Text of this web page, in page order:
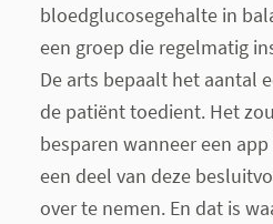
bloedglucosegehalte in
een groep die regelmatig
De arts bepaalt het aantal
de patiënt toedient. Het
besparen wanneer een
een deel van deze
over te nemen. En dat is